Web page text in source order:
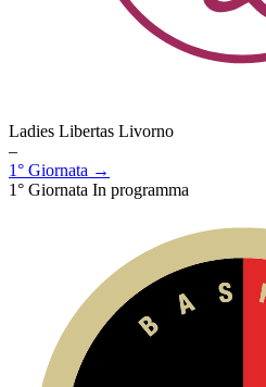
Ladies Libertas Livorno
–
1° Giornata →
1° Giornata In programma